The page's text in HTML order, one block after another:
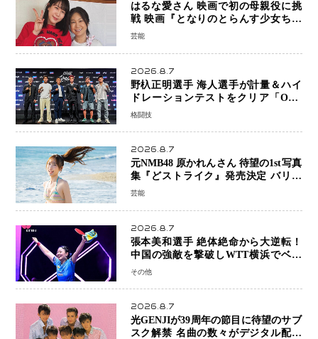
はるな愛さん 映画で初の母親役に挑
戦 映画『となりのとらんす少女ちゃ
ん』11月7日公開 未来の自分との対話
芸能
2026.8.7
野杁正明選手 海人選手が計量＆ハイ
ドレーションテストをクリア「ONE
SAMURAI 2」決戦へ万全の準備整う
格闘技
2026.8.7
元NMB48 原かれんさん 待望の1st写真
集『どストライク』発売決定 バリで
魅せる25歳の新境地
芸能
2026.8.7
張本美和選手 絶体絶命から大逆転！
中国の強敵を撃破しWTT横浜でベス
ト8進出
その他
2026.8.7
光GENJIが39周年の節目に待望のサブ
スク解禁 名曲の数々がデジタル配信